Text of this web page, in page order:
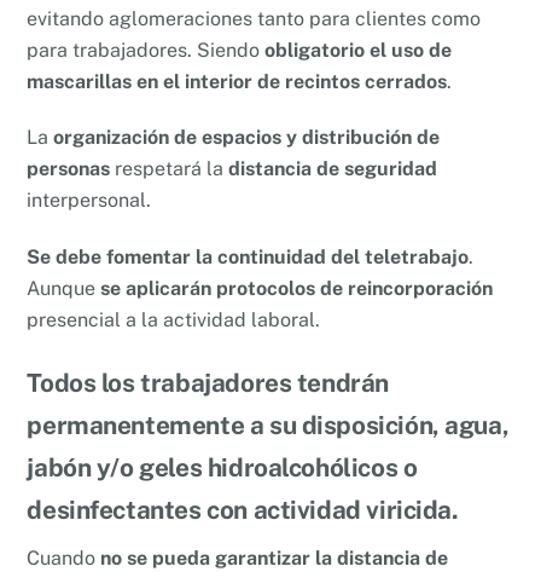
evitando aglomeraciones tanto para clientes como
para trabajadores. Siendoobligatorio el uso de
mascarillas en el interior de recintos cerrados.
Laorganización de espacios y distribución de
personas respetará ladistancia de seguridad
interpersonal.
Se debe fomentar la continuidad del teletrabajo.
Aunquese aplicarán protocolos de reincorporación
presencial a la actividad laboral.
Todos lostrabajadores tendrán
permanentemente a su disposición, agua,
jabón y/o geles hidroalcohólicos o
desinfectantes con actividad viricida.
Cuando no se pueda garantizar la distancia de